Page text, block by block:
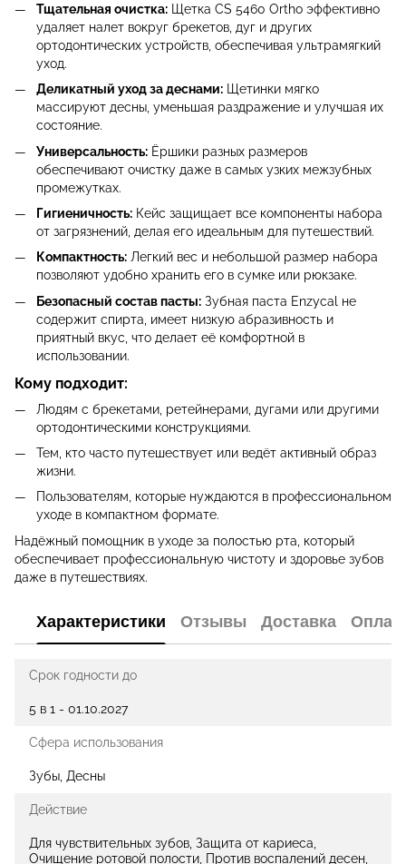
Тщательная очистка: Щетка CS 5460 Ortho эффективно
удаляет налет вокруг брекетов, дуг и других
ортодонтических устройств, обеспечивая ультрамягкий
уход.
Деликатный уход за деснами: Щетинки мягко
массируют десны, уменьшая раздражение и улучшая их
состояние.
Универсальность: Ёршики разных размеров
обеспечивают очистку даже в самых узких межзубных
промежутках.
Гигиеничность: Кейс защищает все компоненты набора
от загрязнений, делая его идеальным для путешествий.
Компактность: Легкий вес и небольшой размер набора
позволяют удобно хранить его в сумке или рюкзаке.
Безопасный состав пасты: Зубная паста Enzycal не
содержит спирта, имеет низкую абразивность и
приятный вкус, что делает её комфортной в
использовании.
Кому подходит:
Людям с брекетами, ретейнерами, дугами или другими
ортодонтическими конструкциями.
Тем, кто часто путешествует или ведёт активный образ
жизни.
Пользователям, которые нуждаются в профессиональном
уходе в компактном формате.
Надёжный помощник в уходе за полостью рта, который
обеспечивает профессиональную чистоту и здоровье зубов
даже в путешествиях.
Характеристики Отзывы Доставка
Срок годности до
5 в 1 - 01.10.2027
Сфера использования
Зубы, Десны
Действие
Для чувствительных зубов, Защита от кариеса,
Очищение ротовой полости, Против воспалений десен,